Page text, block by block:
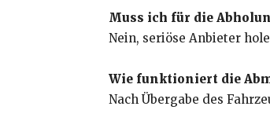
Muss ich für die
Nein, seriöse Anbieter
Wie funktioniert die
Nach Übergabe des